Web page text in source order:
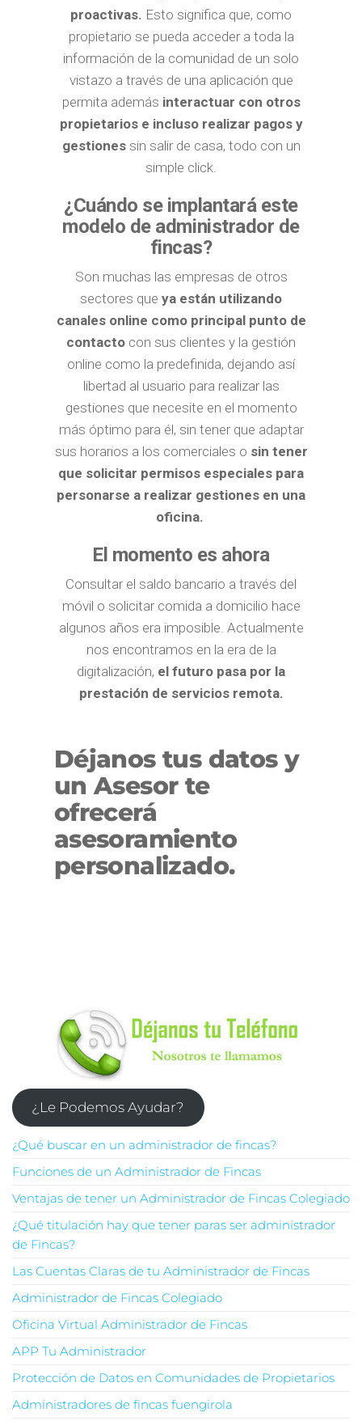
proactivas. Esto significa que, como
propietario se pueda acceder a toda la
información de la comunidad de un solo
vistazo a través de una aplicación que
permita además interactuar con otros
propietarios e incluso realizar pagos y
gestionessin salir de casa, todo con un
simple click.
¿Cuándo se implantará este
modelo de administrador de
fincas?
Son muchas las empresas de otros
sectores que ya están utilizando
canales online como principal punto de
contacto con sus clientes y la gestión
online como la predefinida, dejando así
libertad al usuario para realizar las
gestiones que necesite en el momento
más óptimo para él, sin tener que adaptar
sus horarios a los comerciales o sin tener
que solicitar permisos especiales para
personarse a realizar gestiones en una
oficina.
El momento es ahora
Consultar el saldo bancario a través del
móvil o solicitar comida a domicilio hace
algunos años era imposible. Actualmente
nos encontramos en la era de la
digitalización, el futuro pasa por la
prestación de servicios remota.
Déjanos tus datos y
unAsesor te
ofrecerá
asesoramiento
personalizado.
¿Le Podemos Ayudar?
¿Qué buscar en un administrador de fincas?
Funciones de un Administrador de Fincas
Ventajas de tener un Administrador de Fincas Colegiado
¿Qué titulación hay que tener paras ser administrador
de Fincas?
Las Cuentas Claras de tu Administrador de Fincas
Administrador de Fincas Colegiado
Oficina Virtual Administrador de Fincas
APP Tu Administrador
Protección de Datos en Comunidades de Propietarios
Administradores de fincas fuengirola